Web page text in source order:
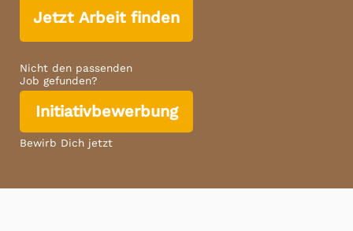
Jetzt Arbeit finden
Nicht den passenden
Job gefunden?
Initiativbewerbung
Bewirb Dich jetzt